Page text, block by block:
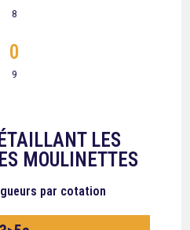
8
9
0
LES
MOULINETTES
par cotation